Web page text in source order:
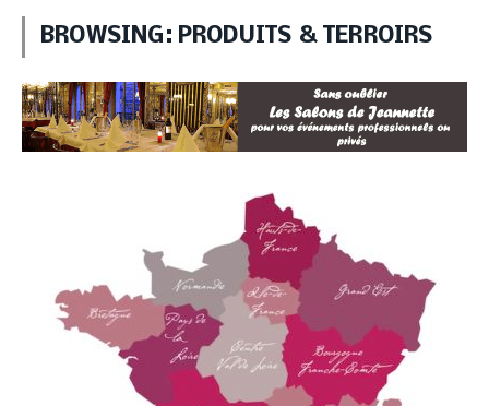
BROWSING: PRODUITS & TERROIRS